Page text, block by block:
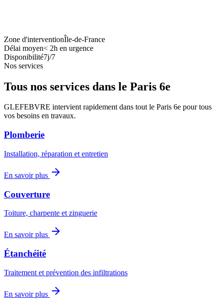
Zone d'interventionÎle-de-France
Délai moyen< 2h en urgence
Disponibilité7j/7
Nos services
Tous nos services dans le Paris 6e
GLEFEBVRE intervient rapidement dans tout le Paris 6e pour tous
vos besoins en travaux.
Plomberie
Installation, réparation et entretien
En savoir plus
Couverture
Toiture, charpente et zinguerie
En savoir plus
Étanchéité
Traitement et prévention des infiltrations
En savoir plus